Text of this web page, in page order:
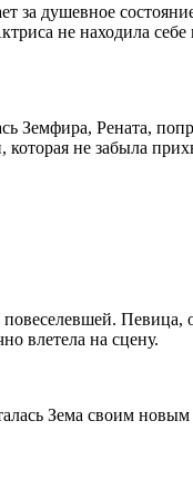
за душевное
не находила себе
Земфира, Рената,
не забыла
Певица,
влетела на сцену.
Зема своим